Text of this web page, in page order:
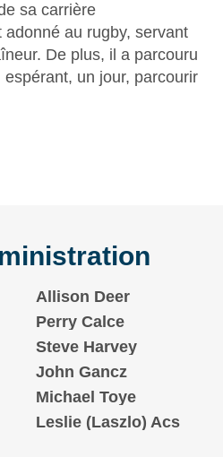
sa carrière
adonné au rugby, servant
De plus, il a parcouru
un jour, parcourir
Allison Deer
Perry Calce
Steve Harvey
John Gancz
Michael Toye
Leslie (Laszlo) Acs